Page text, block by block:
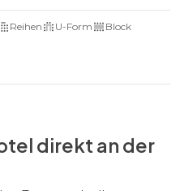
Reihen U-Form
Block
direkt an der